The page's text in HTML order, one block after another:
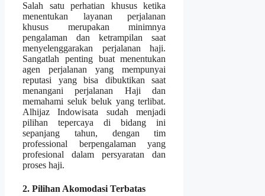
Salah satu perhatian khusus ketika
menentukan layanan perjalanan
khusus merupakan minimnya
pengalaman dan ketrampilan saat
menyelenggarakan perjalanan haji.
Sangatlah penting buat menentukan
agen perjalanan yang mempunyai
reputasi yang bisa dibuktikan saat
menangani perjalanan Haji dan
memahami seluk beluk yang terlibat.
Alhijaz Indowisata sudah menjadi
pilihan tepercaya di bidang ini
sepanjang tahun, dengan tim
professional berpengalaman yang
profesional dalam persyaratan dan
proses haji.
2. Pilihan Akomodasi Terbatas